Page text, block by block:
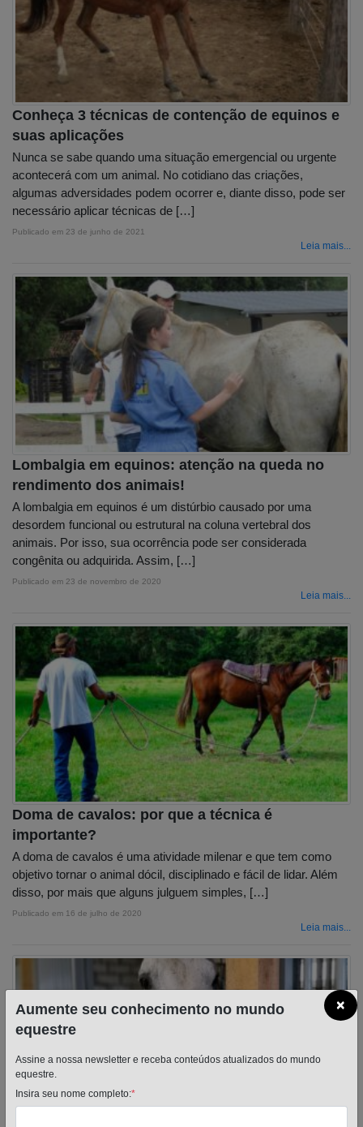
Conheça 3 técnicas de contenção de equinos e
suas aplicações
Nunca se sabe quando uma situação emergencial ou urgente
acontecerá com um animal. No cotidiano das criações,
algumas adversidades podem ocorrer e, diante disso, pode ser
necessário aplicar técnicas de […]
Publicado em 23 de junho de 2021
Leia mais...
Lombalgia em equinos: atenção na queda no
rendimento dos animais!
A lombalgia em equinos é um distúrbio causado por uma
desordem funcional ou estrutural na coluna vertebral dos
animais. Por isso, sua ocorrência pode ser considerada
congênita ou adquirida. Assim, […]
Publicado em 23 de novembro de 2020
Leia mais...
Doma de cavalos: por que a técnica é
importante?
A doma de cavalos é uma atividade milenar e que tem como
objetivo tornar o animal dócil, disciplinado e fácil de lidar. Além
disso, por mais que alguns julguem simples, […]
Publicado em 16 de julho de 2020
Leia mais...
×
Aumente seu conhecimento no mundo
equestre
Assine a nossa newsletter e receba conteúdos atualizados do mundo
equestre.
Insira seu nome completo:*